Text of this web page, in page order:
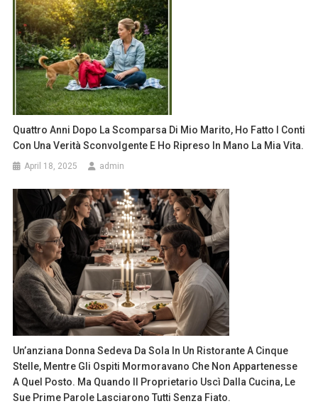
Quattro Anni Dopo La Scomparsa Di Mio Marito, Ho Fatto I Conti
Con Una Verità Sconvolgente E Ho Ripreso In Mano La Mia Vita.
April 18, 2025 admin
Un’anziana Donna Sedeva Da Sola In Un Ristorante A Cinque
Stelle, Mentre Gli Ospiti Mormoravano Che Non Appartenesse
A Quel Posto. Ma Quando Il Proprietario Uscì Dalla Cucina, Le
Sue Prime Parole Lasciarono Tutti Senza Fiato.